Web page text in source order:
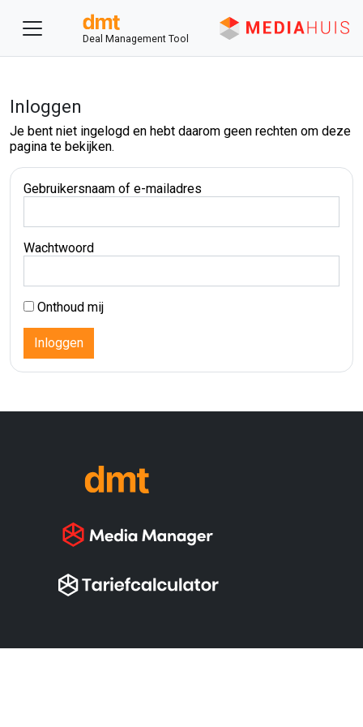
Deal Management Tool
Inloggen
Je bent niet ingelogd en hebt daarom geen rechten om deze
pagina te bekijken.
Gebruikersnaam of e-mailadres
Wachtwoord
Onthoud mij